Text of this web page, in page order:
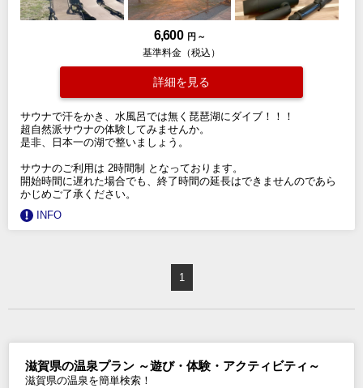
6,600 円 ～
基準料金（税込）
詳細を見る
サウナで汗をかき、水風呂では無く琵琶湖にダイブ！！！
超自然派サウナの体験してみませんか。
是非、日本一の湖で整いましょう。
サウナのご利用は 2時間制 となっております。
開始時間に遅れた場合でも、終了時間の延長はできませんのであら
かじめご了承ください。
INFO
1
滋賀県の温泉プラン ～遊び・体験・アクティビティ～
滋賀県の温泉を簡単検索！